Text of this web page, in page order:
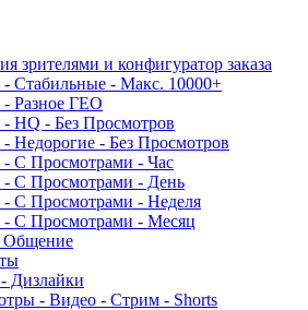
зрителями и конфигуратор заказа
- Стабильные - Макс. 10000+
- Разное ГЕО
- HQ - Без Просмотров
- Недорогие - Без Просмотров
- С Просмотрами - Час
- С Просмотрами - День
- С Просмотрами - Неделя
- С Просмотрами - Месяц
Общение
Дизлайки
- Видео - Стрим - Shorts